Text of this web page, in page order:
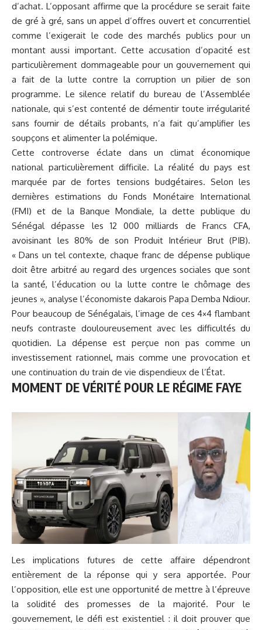
d’achat. L’opposant affirme que la procédure se serait faite
de gré à gré, sans un appel d’offres ouvert et concurrentiel
comme l’exigerait le code des marchés publics pour un
montant aussi important. Cette accusation d’opacité est
particulièrement dommageable pour un gouvernement qui
a fait de la lutte contre la corruption un pilier de son
programme. Le silence relatif du bureau de l’Assemblée
nationale, qui s’est contenté de démentir toute irrégularité
sans fournir de détails probants, n’a fait qu’amplifier les
soupçons et alimenter la polémique.
Cette controverse éclate dans un climat économique
national particulièrement difficile. La réalité du pays est
marquée par de fortes tensions budgétaires. Selon les
dernières estimations du Fonds Monétaire International
(FMI) et de la Banque Mondiale, la dette publique du
Sénégal dépasse les 12 000 milliards de Francs CFA,
avoisinant les 80% de son Produit Intérieur Brut (PIB).
« Dans un tel contexte, chaque franc de dépense publique
doit être arbitré au regard des urgences sociales que sont
la santé, l’éducation ou la lutte contre le chômage des
jeunes », analyse l’économiste dakarois Papa Demba Ndiour.
Pour beaucoup de Sénégalais, l’image de ces 4×4 flambant
neufs contraste douloureusement avec les difficultés du
quotidien. La dépense est perçue non pas comme un
investissement rationnel, mais comme une provocation et
une continuation du train de vie dispendieux de l’État.
MOMENT DE VÉRITÉ POUR LE RÉGIME FAYE
Les implications futures de cette affaire dépendront
entièrement de la réponse qui y sera apportée. Pour
l’opposition, elle est une opportunité de mettre à l’épreuve
la solidité des promesses de la majorité. Pour le
gouvernement, le défi est existentiel : il doit prouver que